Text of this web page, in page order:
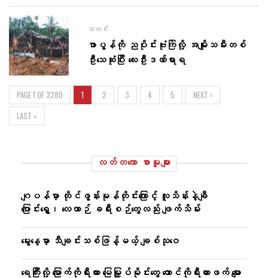
သတင်း
ဖာပွန်ကို ညပိုင်းဗုံးကြဲလို့ အမျိုးသမီးတစ်
ဦးသေဆုံးပြီး လေးဦးဒဏ်ရာရ
PAGE 1 OF 3280 1 2 3 4 5
NEXT ›
LAST »
လတ်တ‌လော စာမူများ
ဂျပန်မှာ တိုင်ဖွန်းမုန်တိုင်းကြောင့် လူသိန်းနဲ့ချီ
ပြောင်းရွှေ့၊ လေယာဉ် ခရီးစဉ်တွေလည်း ဖျက်သိမ်း
မွေးနေ့မှာ သီချင်းသစ်ဖြန့်မယ့် ချစ်သုဝေ
ရေကြီးလို့ မြောက်ကိုရီးယား မြေမြှုပ်မိုင်းတွေ တောင်ကိုရီးယားဖက် မျော